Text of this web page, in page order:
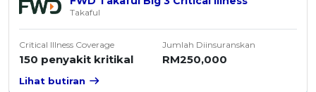
Takaful
Critical Illness Coverage
150 penyakit kritikal
Jumlah Diinsuranskan
RM250,000
Lihat butiran